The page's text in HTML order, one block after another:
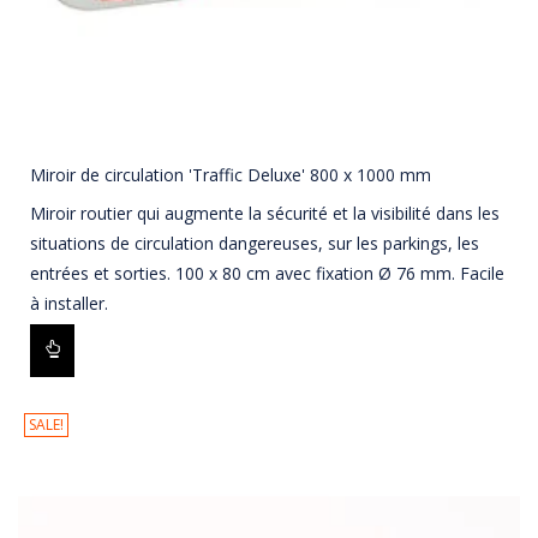
Miroir de circulation 'Traffic Deluxe' 800 x 1000 mm
Miroir routier qui augmente la sécurité et la visibilité dans les
situations de circulation dangereuses, sur les parkings, les
entrées et sorties. 100 x 80 cm avec fixation Ø 76 mm. Facile
à installer.
SALE!